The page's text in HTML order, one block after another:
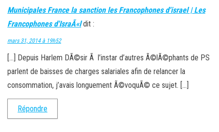
Municipales France la sanction les Francophones d'israel | Les
Francophones d'IsraÃ«l dit :
mars 31, 2014 à 19h52
[…] Depuis Harlem DÃ©sir Ã l’instar d’autres Ã©lÃ©phants de PS
parlent de baisses de charges salariales afin de relancer la
consommation, j’avais longuement Ã©voquÃ© ce sujet. […]
Répondre